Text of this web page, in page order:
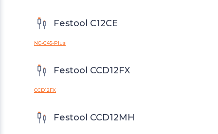
Festool C12CE
NC-C45-Plus
Festool CCD12FX
CCD12FX
Festool CCD12MH